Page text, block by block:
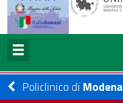
Policlinico di Modena